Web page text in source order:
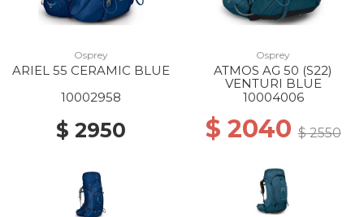
Osprey
ARIEL 55 CERAMIC BLUE
10002958
$ 2950
Osprey
ATMOS AG 50 (S22)
VENTURI BLUE
10004006
$ 2040$ 2550